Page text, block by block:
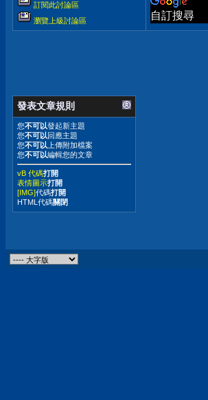
訂閱此討論區
瀏覽上級討論區
自訂搜尋
發表文章規則
您不可以發起新主題
您不可以回應主題
您不可以 上傳附加檔案
您不可以編輯您的文章
vB 代碼打開
表情圖示打開
[IMG]代碼打開
HTML代碼關閉